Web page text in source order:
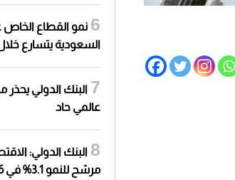
نمو القطاع
السعودية يتسارع
البنك الدولي
عالمي حاد
البنك الدولي:
مرشح للنمو 3.1% في 2026